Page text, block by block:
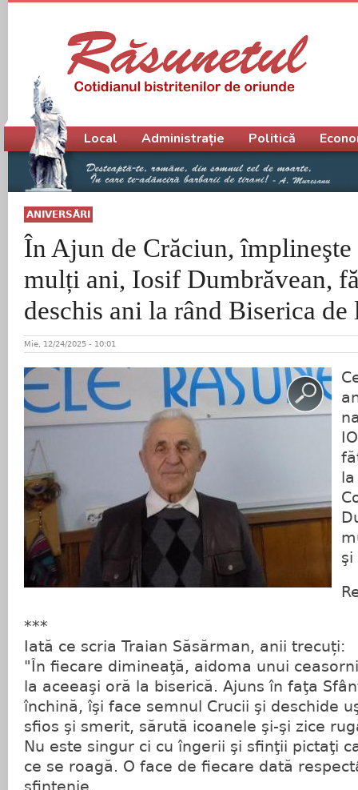
ANIVERSĂRI
În Ajun de Crăciun,
mulți ani, Iosif Dumbrăvean,
deschis ani la rând Biserica de
Mie, 12/24/2025 - 10:01
şi
***
Iată ce scria Traian Săsărman, anii trecuți:
"În fiecare dimineaţă, aidoma unui
la aceeaşi oră la biserică. Ajuns în faţa
închină, îşi face semnul Crucii şi deschide
sfios şi smerit, sărută icoanele şi-şi zice
Nu este singur ci cu îngerii şi sfinţii pictaţi
ce se roagă. O face de fiecare dată
sfinţenie.
Meniu principal
Local Administrație Politică